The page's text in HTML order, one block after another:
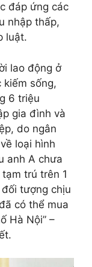
đáp ứng các
nhập thấp,
luật.
lao động ở
kiếm sống,
6 triệu
gia đình và
do ngân
loại hình
anh A chưa
trú trên 1
tượng chịu
có thể mua
Hà Nội” –